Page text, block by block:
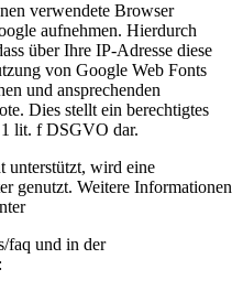
verwendete Browser
aufnehmen. Hierdurch
über Ihre IP-Adresse diese
von Google Web Fonts
und ansprechenden
Dies stellt ein berechtigtes
lit. f DSGVO dar.
unterstützt, wird eine
genutzt. Weitere Informationen
faq und in der